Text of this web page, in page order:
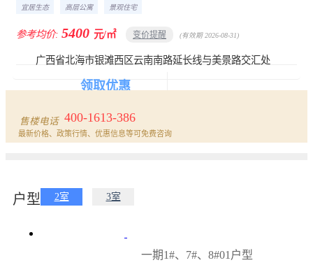
宜居生态 高层公寓 景观住宅
参考均价: 5400 元/㎡ 变价提醒 (有效期 2026-08-31)
广西省北海市银滩西区云南南路延长线与美景路交汇处
领取优惠
报名看房
售楼电话 400-1613-386
最新价格、政策行情、优惠信息等可免费咨询
户型 2室 3室
一期1#、7#、8#01户型